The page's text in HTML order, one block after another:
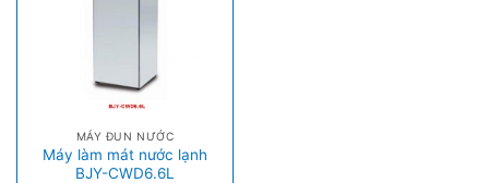
MÁY ĐUN NƯỚC
Máy làm mát nước lạnh
BJY-CWD6.6L